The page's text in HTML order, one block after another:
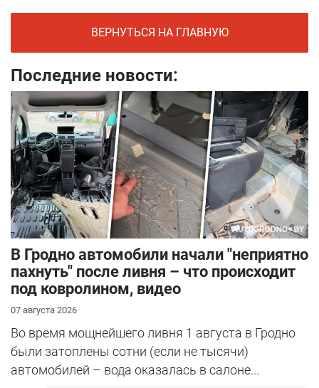
ВЕРНУТЬСЯ НА ГЛАВНУЮ
Последние новости:
В Гродно автомобили начали "неприятно
пахнуть" после ливня – что происходит
под ковролином, видео
07 августа 2026
Во время мощнейшего ливня 1 августа в Гродно
были затоплены сотни (если не тысячи)
автомобилей – вода оказалась в салоне...